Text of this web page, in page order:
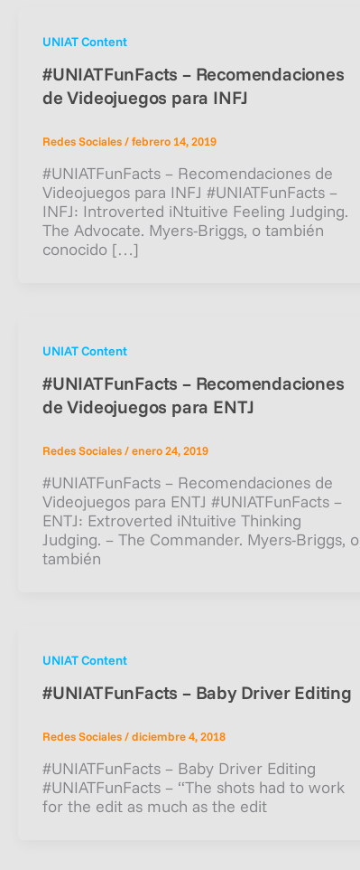
UNIAT Content
#UNIATFunFacts – Recomendaciones
de Videojuegos para INFJ
Redes Sociales/febrero 14, 2019
#UNIATFunFacts – Recomendaciones de
Videojuegos para INFJ #UNIATFunFacts –
INFJ: Introverted iNtuitive Feeling Judging.
The Advocate. Myers-Briggs, o también
conocido […]
UNIAT Content
#UNIATFunFacts – Recomendaciones
de Videojuegos para ENTJ
Redes Sociales/enero 24, 2019
#UNIATFunFacts – Recomendaciones de
Videojuegos para ENTJ #UNIATFunFacts –
ENTJ: Extroverted iNtuitive Thinking
Judging. – The Commander. Myers-Briggs, o
también
UNIAT Content
#UNIATFunFacts – Baby Driver Editing
Redes Sociales/diciembre 4, 2018
#UNIATFunFacts – Baby Driver Editing
#UNIATFunFacts – “The shots had to work
for the edit as much as the edit